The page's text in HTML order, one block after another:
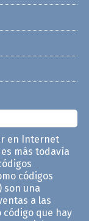
en Internet
más todavía
códigos
son una
a las
código que hay